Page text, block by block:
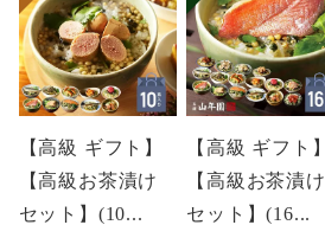
【高級 ギフト】
【高級お茶漬け
セット】(10...
【高級 ギフト】
【高級お茶漬け
セット】(16...